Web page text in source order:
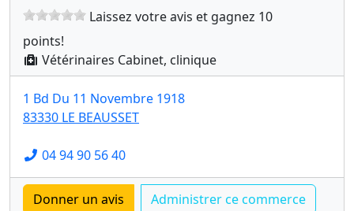
Laissez votre avis et gagnez 10
points!
Vétérinaires Cabinet, clinique
1 Bd Du 11 Novembre 1918
83330 LE BEAUSSET
04 94 90 56 40